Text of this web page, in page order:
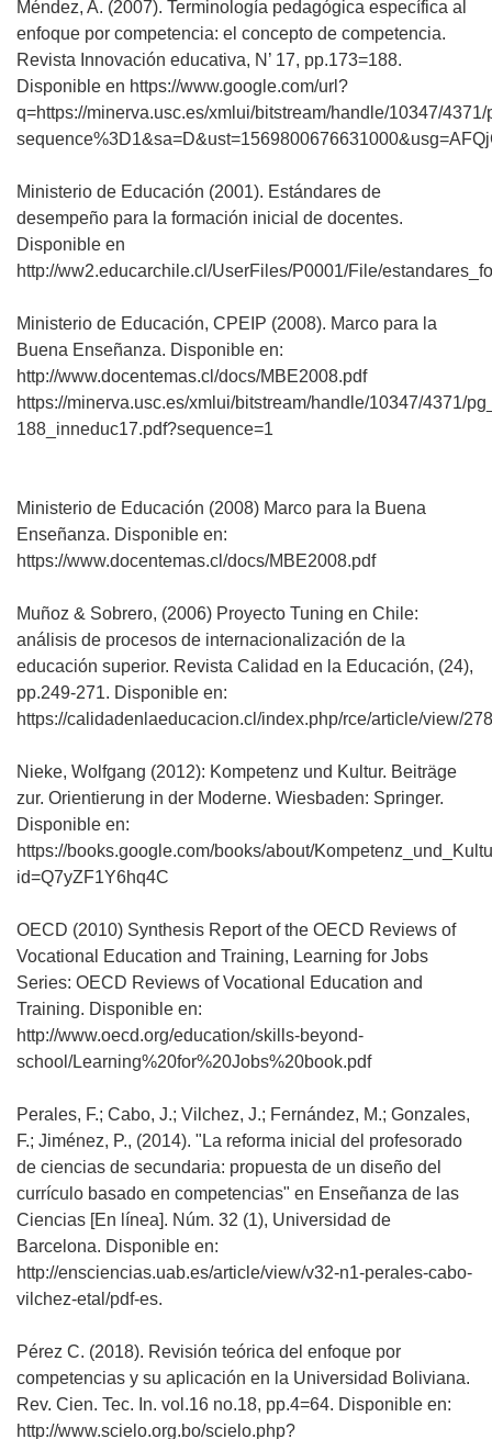
Méndez, A. (2007). Terminología pedagógica específica al
enfoque por competencia: el concepto de competencia.
Revista Innovación educativa, N’ 17, pp.173=188.
Disponible en https://www.google.com/url?
q=https://minerva.usc.es/xmlui/bitstream/handle/10347/
Ministerio de Educación (2001). Estándares de
desempeño para la formación inicial de docentes.
Disponible en
http://ww2.educarchile.cl/UserFiles/P0001/File/
Ministerio de Educación, CPEIP (2008). Marco para la
Buena Enseñanza. Disponible en:
http://www.docentemas.cl/docs/MBE2008.pdf
https://minerva.usc.es/xmlui/bitstream/handle/10347/4371/
188_inneduc17.pdf?sequence=1
Ministerio de Educación (2008) Marco para la Buena
Enseñanza. Disponible en:
https://www.docentemas.cl/docs/MBE2008.pdf
Muñoz & Sobrero, (2006) Proyecto Tuning en Chile:
análisis de procesos de internacionalización de la
educación superior. Revista Calidad en la Educación, (24),
pp.249-271. Disponible en:
https://calidadenlaeducacion.cl/index.php/rce/article/view/
Nieke, Wolfgang (2012): Kompetenz und Kultur. Beiträge
zur. Orientierung in der Moderne. Wiesbaden: Springer.
Disponible en:
https://books.google.com/books/about/
id=Q7yZF1Y6hq4C
OECD (2010) Synthesis Report of the OECD Reviews of
Vocational Education and Training, Learning for Jobs
Series: OECD Reviews of Vocational Education and
Training. Disponible en:
http://www.oecd.org/education/skills-beyond-
school/Learning%20for%20Jobs%20book.pdf
Perales, F.; Cabo, J.; Vilchez, J.; Fernández, M.; Gonzales,
F.; Jiménez, P., (2014). "La reforma inicial del profesorado
de ciencias de secundaria: propuesta de un diseño del
currículo basado en competencias" en Enseñanza de las
Ciencias [En línea]. Núm. 32 (1), Universidad de
Barcelona. Disponible en:
http://ensciencias.uab.es/article/view/v32-n1-perales-cabo-
vilchez-etal/pdf-es.
Pérez C. (2018). Revisión teórica del enfoque por
competencias y su aplicación en la Universidad Boliviana.
Rev. Cien. Tec. In. vol.16 no.18, pp.4=64. Disponible en:
http://www.scielo.org.bo/scielo.php?